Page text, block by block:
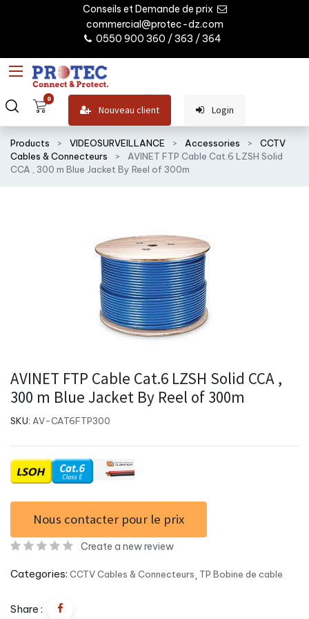
Conseils et Demande de prix
commercial@protec-dz.com
0550 900 360 / 363 / 364
0
Nouveau client Login
Products VIDEOSURVEILLANCE Accessories
CCTV
Cables & Connecteurs
AVINET FTP Cable Cat.6 LZSH Solid
CCA , 300 m Blue Jacket By Reel of 300m
AVINET FTP Cable Cat.6 LZSH Solid CCA ,
300 m Blue Jacket By Reel of 300m
SKU: AV-CAT6FTP300
Nous contacter pour le prix
Create a new review
Categories: CCTV Cables & Connecteurs, TP Bobine de cable
Share :